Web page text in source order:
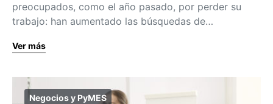
preocupados, como el año pasado, por perder su
trabajo: han aumentado las búsquedas de…
Ver más
Negocios y PyMES